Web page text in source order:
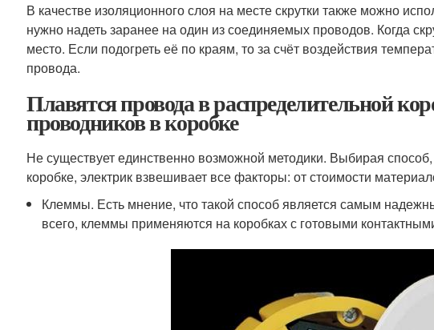
В качестве изоляционного слоя на месте скрутки также можно
нужно надеть заранее на один из соединяемых проводов. Когда
место. Если подогреть её по краям, то за счёт воздействия
провода.
Плавятся провода в распределительной
проводников в коробке
Не существует единственно возможной методики. Выбирая
коробке, электрик взвешивает все факторы: от стоимости
Клеммы. Есть мнение, что такой способ является самым
всего, клеммы применяются на коробках с готовыми